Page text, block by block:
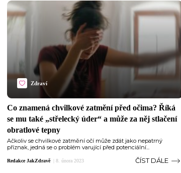
Zdraví
Co znamená chvilkové zatmění před očima? Říká
se mu také „střelecký úder“ a může za něj stlačení
obratlové tepny
Ačkoliv se chvilkové zatmění očí může zdát jako nepatrný
příznak, jedná se o problém varující před potenciální...
Redakce JakZdravě 8. února 2023 ČÍST DÁLE